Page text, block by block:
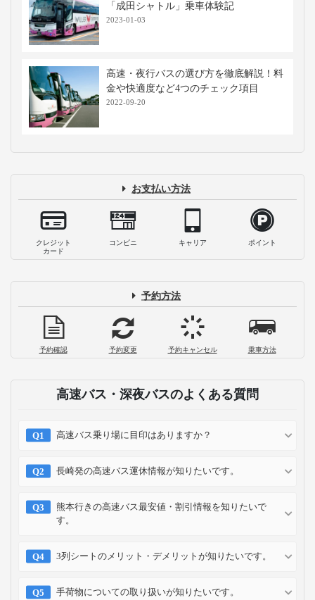
「成田シャトル」乗車体験記
2023-01-03
高速・夜行バスの選び方を徹底解説！料
金や快適度など4つのチェック項目
2022-09-20
お支払い方法
クレジット
カード
コンビニ キャリア ポイント
予約方法
予約確認 予約変更 予約キャンセル 乗車方法
高速バス・深夜バスのよくある質問
高速バス乗り場に目印はありますか？
長崎発の高速バス運休情報が知りたいです。
熊本行きの高速バス最安値・割引情報を知りたいで
す。
3列シートのメリット・デメリットが知りたいです。
手荷物についての取り扱いが知りたいです。